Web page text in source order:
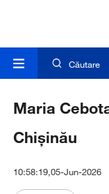
Căutare
Maria
Chișinău
10:58:19,05-Jun-2026